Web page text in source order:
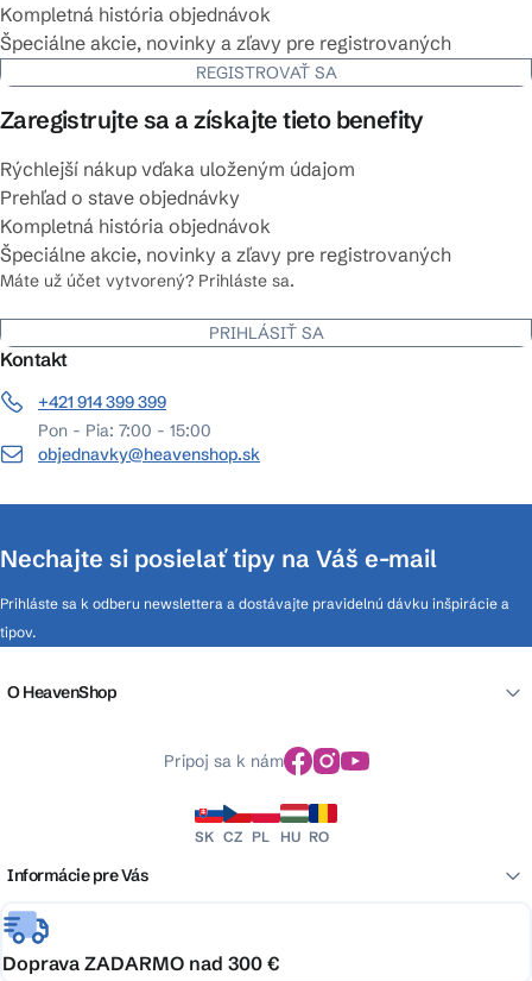
Kompletná história objednávok
Špeciálne akcie, novinky a zľavy pre registrovaných
REGISTROVAŤ SA
Zaregistrujte sa a získajte tieto benefity
Rýchlejší nákup vďaka uloženým údajom
Prehľad o stave objednávky
Kompletná história objednávok
Špeciálne akcie, novinky a zľavy pre registrovaných
Máte už účet vytvorený? Prihláste sa.
PRIHLÁSIŤ SA
Kontakt
+421 914 399 399
Pon - Pia: 7:00 - 15:00
objednavky@heavenshop.sk
Nechajte si posielať tipy na Váš e-mail
Prihláste sa k odberu newslettera a dostávajte pravidelnú dávku inšpirácie a
tipov.
O HeavenShop
Pripoj sa k nám
SK CZ PL HU RO
Informácie pre Vás
Doprava ZADARMO nad 300 €